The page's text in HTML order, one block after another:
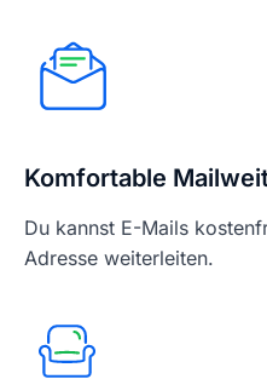
Komfortable
Du kannst E-Mails
Adresse weiterleiten.